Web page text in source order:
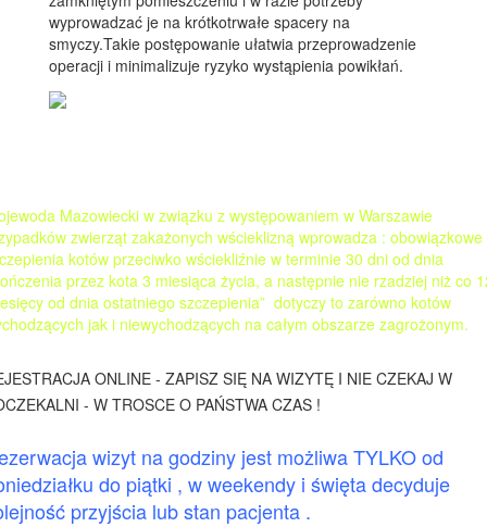
wyprowadzać je na krótkotrwałe spacery na
smyczy.Takie postępowanie ułatwia przeprowadzenie
operacji i minimalizuje ryzyko wystąpienia powikłań.
Mazowiecki w związku z występowaniem w Warszawie
zwierząt zakażonych wścieklizną wprowadza : obowiązkowe
kotów przeciwko wściekliźnie w terminie 30 dni od dnia
przez kota 3 miesiąca życia, a następnie nie rzadziej niż co
od dnia ostatniego szczepienia” dotyczy to zarówno kotów
jak i niewychodzących na całym obszarze zagrożonym.
ONLINE - ZAPISZ SIĘ NA WIZYTĘ I NIE CZEKAJ W
- W TROSCE O PAŃSTWA CZAS !
wizyt na godziny jest możliwa TYLKO od
do piątki , w weekendy i święta decyduje
przyjścia lub stan pacjenta .